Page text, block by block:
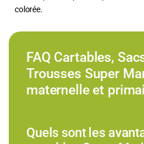
colorée.
FAQ Cartables,
Trousses Super
maternelle et
Quels sont les